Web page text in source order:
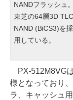
NANDフラッシュ。
東芝の64層3D TLC
NAND (BiCS3)を採
用している。
PX-512M8VG
様となっており
ラ、キャッシュ